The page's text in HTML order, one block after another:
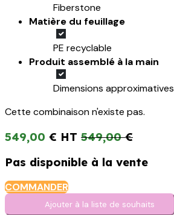
Fiberstone
Matière du feuillage
PE recyclable
Produit assemblé à la main
Dimensions approximatives
Cette combinaison n'existe pas.
549,00 € 549,00€
Pas disponible à la vente
COMMANDER
Ajouter à la liste de s​o​uh​aits